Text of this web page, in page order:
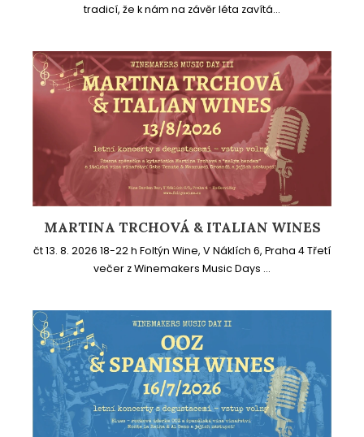
tradicí, že k nám na závěr léta zavítá...
MARTINA TRCHOVÁ & ITALIAN WINES
čt 13. 8. 2026 18-22 h Foltýn Wine, V Náklích 6, Praha 4 Třetí
večer z Winemakers Music Days ...